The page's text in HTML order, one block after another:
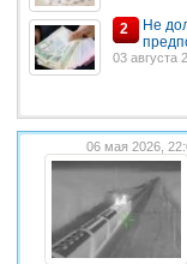
2
Не
03 августа
06 мая 2026,